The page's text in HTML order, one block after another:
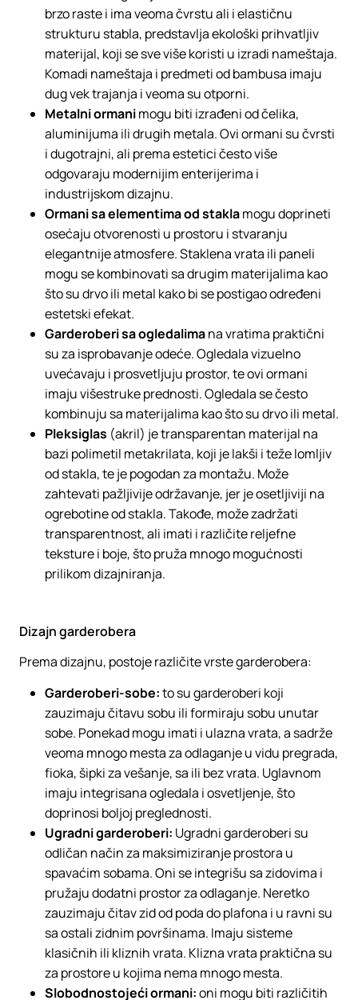
brzo raste i ima veoma čvrstu ali i elastičnu
strukturu stabla, predstavlja ekološki prihvatljiv
materijal, koji se sve više koristi u izradi nameštaja.
Komadi nameštaja i predmeti od bambusa imaju
dug vek trajanja i veoma su otporni.
Metalni ormanimogu biti izrađeni od čelika,
aluminijuma ili drugih metala. Ovi ormani su čvrsti
i dugotrajni, ali prema estetici često više
odgovaraju modernijim enterijerima i
industrijskom dizajnu.
Ormani sa elementima od staklamogu doprineti
osećaju otvorenosti u prostoru i stvaranju
elegantnije atmosfere. Staklena vrata ili paneli
mogu se kombinovati sa drugim materijalima kao
što su drvo ili metal kako bi se postigao određeni
estetski efekat.
Garderoberi sa ogledalimana vratima praktični
su za isprobavanje odeće. Ogledala vizuelno
uvećavaju i prosvetljuju prostor, te ovi ormani
imaju višestruke prednosti. Ogledala se često
kombinuju sa materijalima kao što su drvo ili metal.
Pleksiglas (akril) je transparentan materijal na
bazi polimetil metakrilata, koji je lakši i teže lomljiv
od stakla, te je pogodan za montažu. Može
zahtevati pažljivije održavanje, jer je osetljiviji na
ogrebotine od stakla. Takođe, može zadržati
transparentnost, ali imati i različite reljefne
teksture i boje, što pruža mnogo mogućnosti
prilikom dizajniranja.
Dizajn garderobera
Prema dizajnu, postoje različite vrste garderobera:
Garderoberi-sobe:to su garderoberi koji
zauzimaju čitavu sobu ili formiraju sobu unutar
sobe. Ponekad mogu imati i ulazna vrata, a sadrže
veoma mnogo mesta za odlaganje u vidu pregrada,
fioka, šipki za vešanje, sa ili bez vrata. Uglavnom
imaju integrisana ogledala i osvetljenje, što
doprinosi boljoj preglednosti.
Ugradni garderoberi: Ugradni garderoberi su
odličan način za maksimiziranje prostora u
spavaćim sobama. Oni se integrišu sa zidovima i
pružaju dodatni prostor za odlaganje. Neretko
zauzimaju čitav zid od poda do plafona i u ravni su
sa ostali zidnim površinama. Imaju sisteme
klasičnih ili kliznih vrata. Klizna vrata praktična su
za prostore u kojima nema mnogo mesta.
Slobodnostojeći ormani:oni mogu biti različitih